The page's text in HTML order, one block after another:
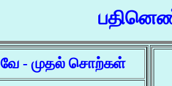
வே - முதல் சொற்கள்